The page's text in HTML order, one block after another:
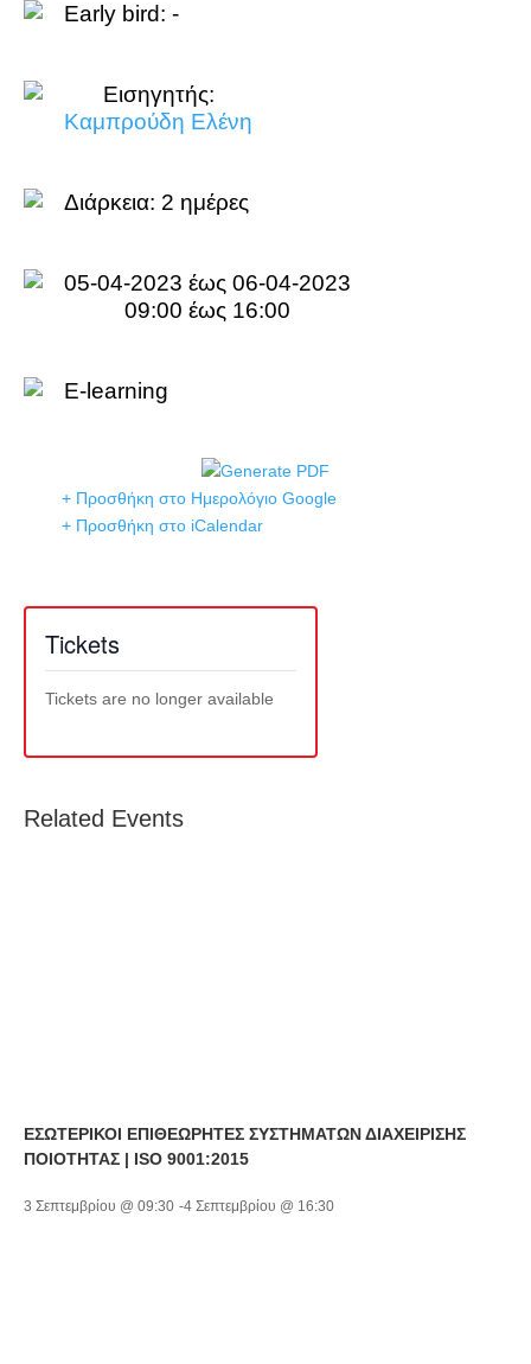
Early bird: -
Εισηγητής:
Καμπρούδη Ελένη
Διάρκεια: 2 ημέρες
05-04-2023 έως 06-04-2023
09:00 έως 16:00
E-learning
+ Προσθήκη στο Ημερολόγιο Google
+ Προσθήκη στο iCalendar
Tickets
Tickets are no longer available
Related Events
ΕΣΩΤΕΡΙΚΟΙ ΕΠΙΘΕΩΡΗΤΕΣ ΣΥΣΤΗΜΑΤΩΝ ΔΙΑΧΕΙΡΙΣΗΣ
ΠΟΙΟΤΗΤΑΣ | ISO 9001:2015
3 Σεπτεμβρίου @ 09:30 -4 Σεπτεμβρίου @ 16:30